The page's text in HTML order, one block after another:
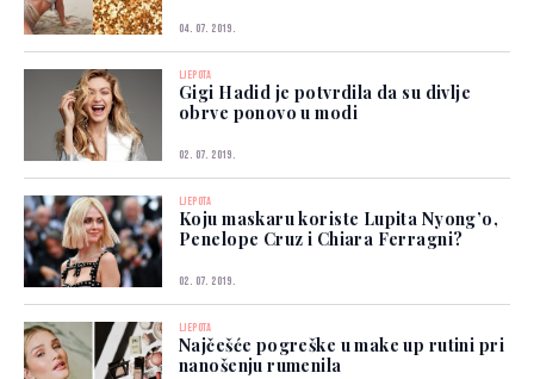
04. 07. 2019.
LJEPOTA
Gigi Hadid je potvrdila da su divlje
obrve ponovo u modi
02. 07. 2019.
LJEPOTA
Koju maskaru koriste Lupita Nyong’o,
Penelope Cruz i Chiara Ferragni?
02. 07. 2019.
LJEPOTA
Najčešće pogreške u make up rutini pri
nanošenju rumenila